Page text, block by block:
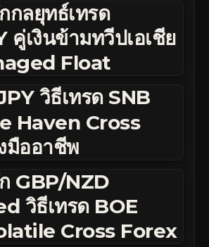
กลยุทธ์เทรด
คู่เงินข้ามทวีปเอเชีย
Float
วิธีเทรด SNB
Haven Cross
มืออาชีพ
GBP/NZD
วิธีเทรด BOE
Cross Forex